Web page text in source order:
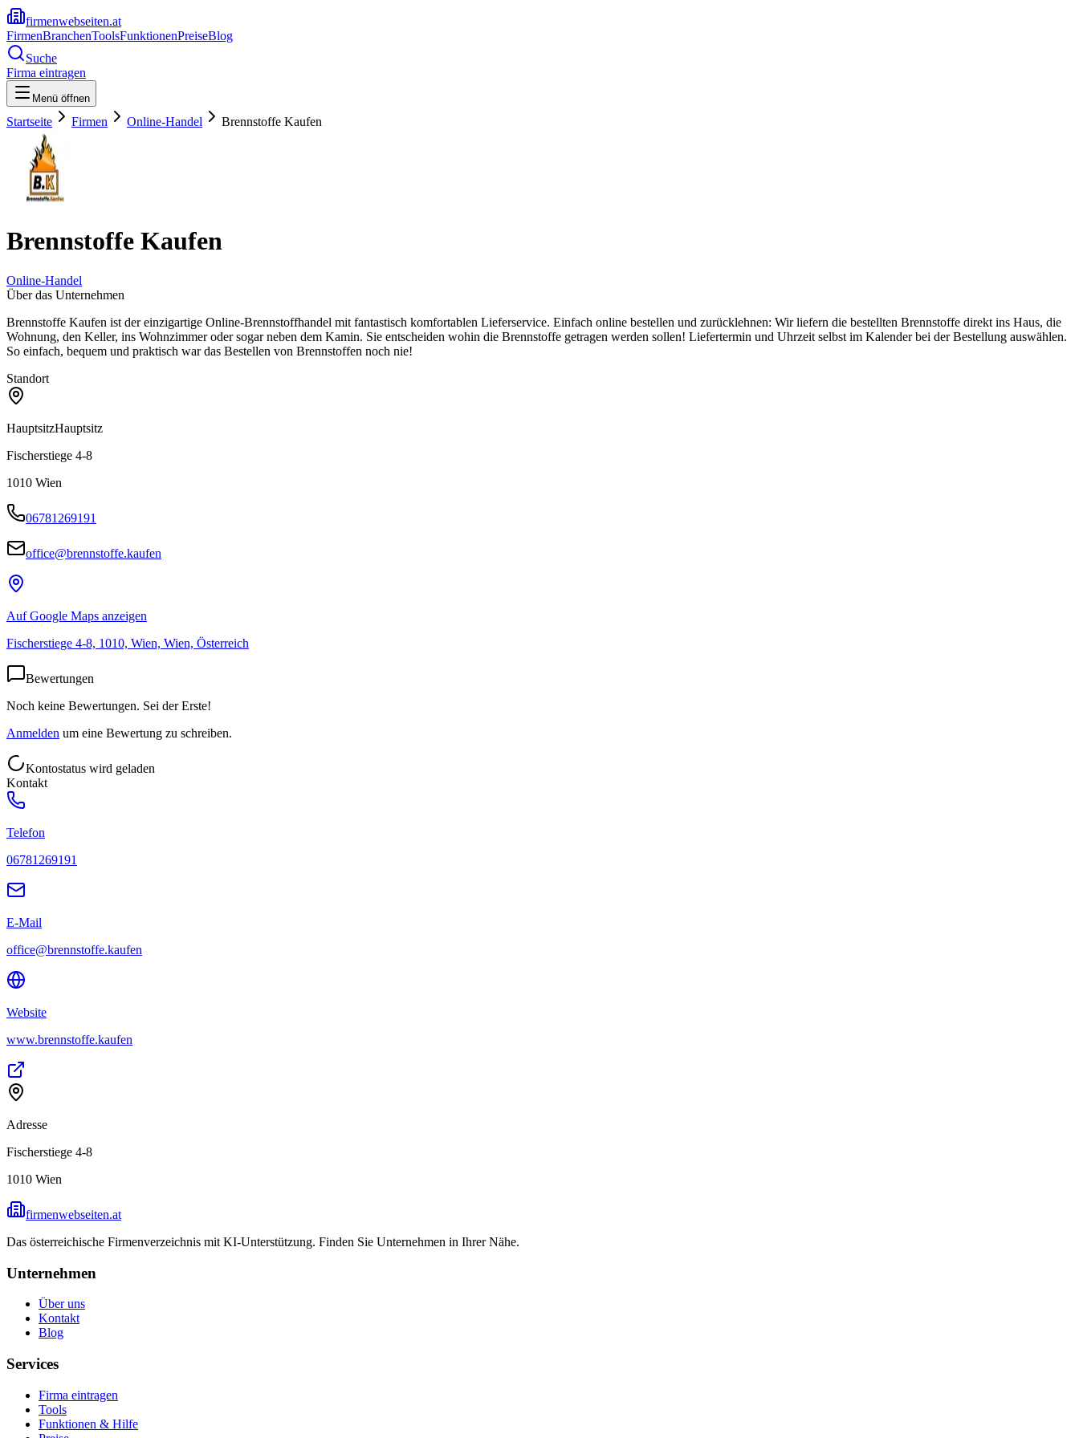
firmenwebseiten.at
FirmenBranchenToolsFunktionenPreiseBlog
Suche
Firma eintragen
Menü öffnen
Startseite Firmen Online-Handel Brennstoffe Kaufen
Brennstoffe Kaufen
Online-Handel
Über das Unternehmen
Brennstoffe Kaufen ist der einzigartige Online-Brennstoffhandel mit fantastisch komfortablen Lieferservice. Einfach online bestellen und zurücklehnen: Wir liefern die bestellten Brennstoffe direkt ins Haus, die
Wohnung, den Keller, ins Wohnzimmer oder sogar neben dem Kamin. Sie entscheiden wohin die Brennstoffe getragen werden sollen! Liefertermin und Uhrzeit selbst im Kalender bei der Bestellung auswählen.
So einfach, bequem und praktisch war das Bestellen von Brennstoffen noch nie!
Standort
HauptsitzHauptsitz
Fischerstiege 4-8
1010 Wien
06781269191
office@brennstoffe.kaufen
Auf Google Maps anzeigen
Fischerstiege 4-8, 1010, Wien, Wien, Österreich
Bewertungen
Noch keine Bewertungen. Sei der Erste!
Anmelden um eine Bewertung zu schreiben.
Kontostatus wird geladen
Kontakt
Telefon
06781269191
E-Mail
office@brennstoffe.kaufen
Website
www.brennstoffe.kaufen
Adresse
Fischerstiege 4-8
1010 Wien
firmenwebseiten.at
Das österreichische Firmenverzeichnis mit KI-Unterstützung. Finden Sie Unternehmen in Ihrer Nähe.
Unternehmen
Über uns
Kontakt
Blog
Services
Firma eintragen
Tools
Funktionen & Hilfe